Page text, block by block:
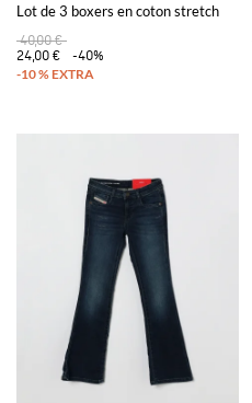
Lot de 3 boxers en coton stretch
40,00 €
24,00 €
-40%